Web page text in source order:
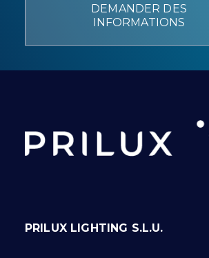
DEMANDER DES
INFORMATIONS
PRILUX LIGHTING S.L.U.